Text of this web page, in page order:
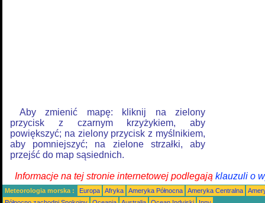
Aby zmienić mapę: kliknij na zielony
przycisk z czarnym krzyżykiem, aby
powiększyć; na zielony przycisk z myślnikiem,
aby pomniejszyć; na zielone strzałki, aby
przejść do map sąsiednich.
Informacje na tej stronie internetowej podlegają klauzuli o
Meteorologia morska : Europa Afryka Ameryka Północna Ameryka Centralna